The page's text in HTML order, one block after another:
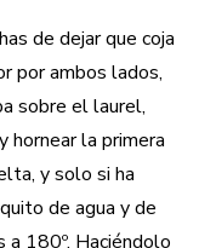
de dejar que coja
por ambos lados,
sobre el laurel,
hornear la primera
y solo si ha
de agua y de
a 180º. Haciéndolo